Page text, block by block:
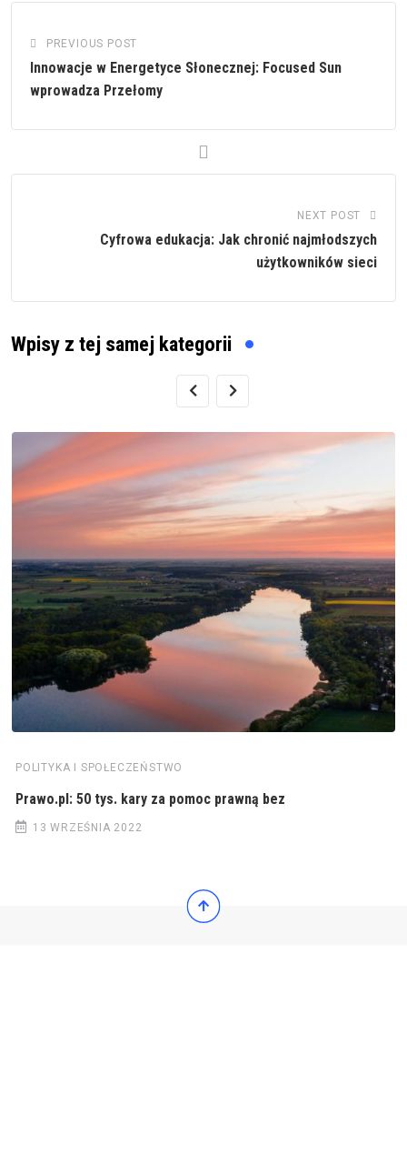
PREVIOUS POST
Innowacje w Energetyce Słonecznej: Focused Sun
wprowadza Przełomy
NEXT POST
Cyfrowa edukacja: Jak chronić najmłodszych
użytkowników sieci
Wpisy z tej samej kategorii
POLITYKA I SPOŁECZEŃSTWO
Prawo.pl: 50 tys. kary za pomoc prawną bez
13 WRZEŚNIA 2022